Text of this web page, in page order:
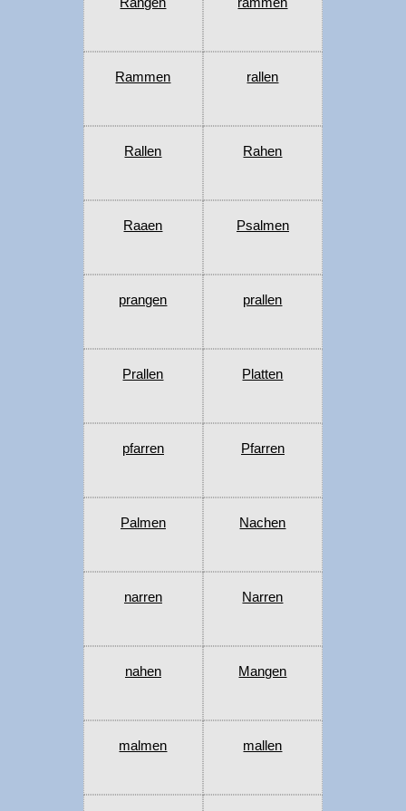
Rammen rallen
Rallen Rahen
Raaen Psalmen
prangen prallen
Prallen Platten
pfarren Pfarren
Palmen Nachen
narren Narren
nahen Mangen
malmen mallen